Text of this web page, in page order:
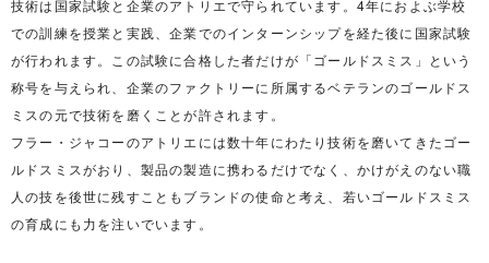
技術は国家試験と企業のアトリエで守られています。4年におよぶ学校
での訓練を授業と実践、企業でのインターンシップを経た後に国家試験
が行われます。この試験に合格した者だけが「ゴールドスミス」という
称号を与えられ、企業のファクトリーに所属するベテランのゴールドス
ミスの元で技術を磨くことが許されます。
フラー・ジャコーのアトリエには数十年にわたり技術を磨いてきたゴー
ルドスミスがおり、製品の製造に携わるだけでなく、かけがえのない職
人の技を後世に残すこともブランドの使命と考え、若いゴールドスミス
の育成にも力を注いでいます。